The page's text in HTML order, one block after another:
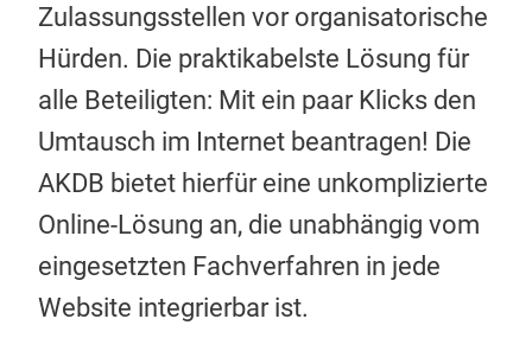
Zulassungsstellen vor organisatorische
Hürden. Die praktikabelste Lösung für
alle Beteiligten: Mit ein paar Klicks den
Umtausch im Internet beantragen! Die
AKDB bietet hierfür eine unkomplizierte
Online-Lösung an, die unabhängig vom
eingesetzten Fachverfahren in jede
Website integrierbar ist.